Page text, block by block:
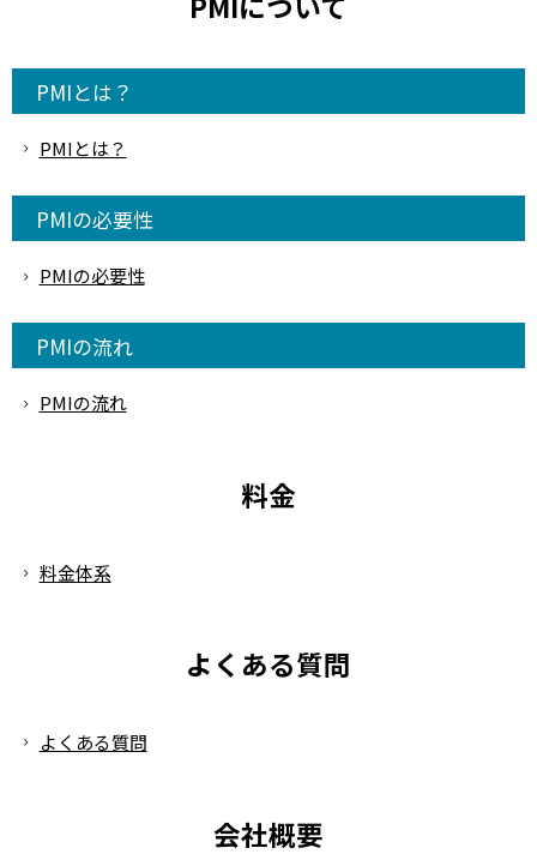
PMIとは？
PMIとは？
PMIの必要性
PMIの必要性
PMIの流れ
PMIの流れ
料金
料金体系
よくある質問
よくある質問
会社概要